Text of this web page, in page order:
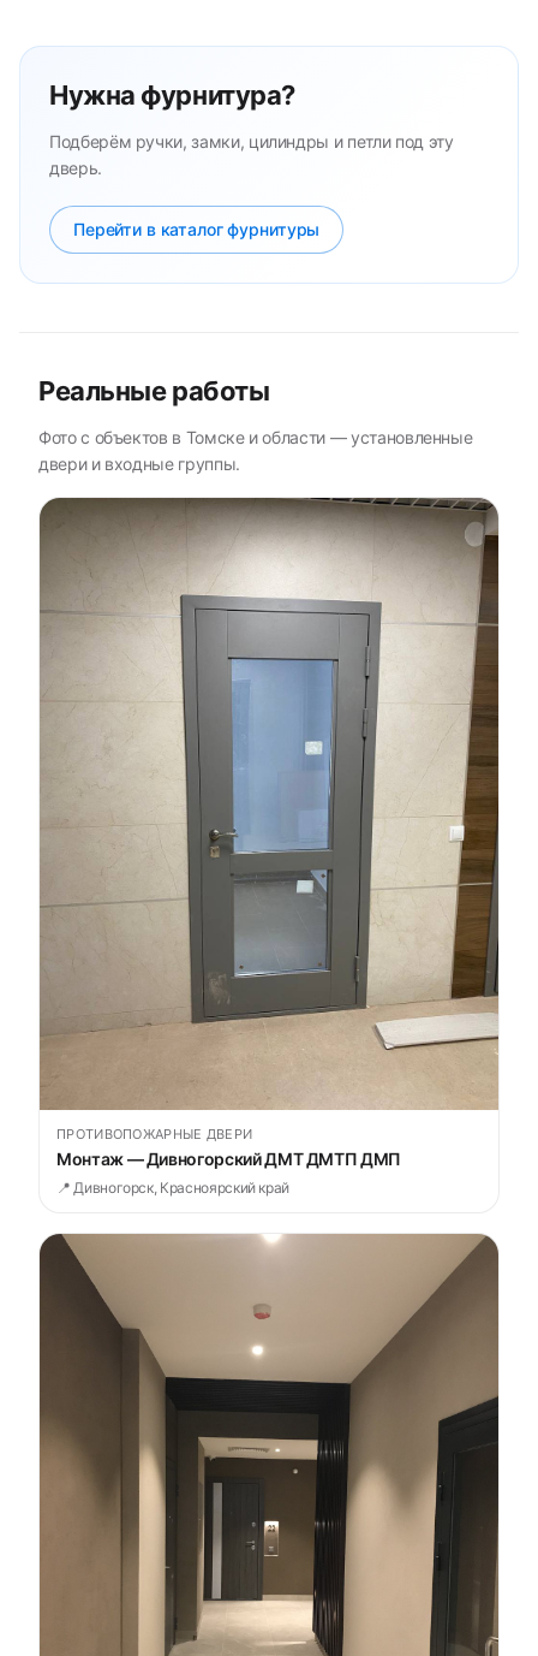
Нужна фурнитура?
Подберём ручки, замки, цилиндры и петли под эту
дверь.
Перейти в каталог фурнитуры
Реальные работы
Фото с объектов в Томске и области — установленные
двери и входные группы.
ПРОТИВОПОЖАРНЫЕ ДВЕРИ
Монтаж — Дивногорский ДМТ ДМТП ДМП
📍 Дивногорск, Красноярский край